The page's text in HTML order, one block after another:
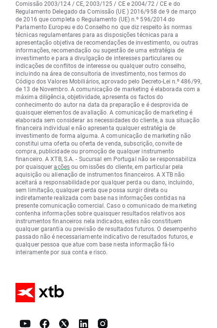
Comissão 2003/124 / CE, 2003/125 / CE e 2004/72 / CE e do
Regulamento Delegado da Comissão (UE ) 2016/958 de 9 de março
de 2016 que completa o Regulamento (UE) n.º 596/2014 do
Parlamento Europeu e do Conselho no que diz respeito às normas
técnicas regulamentares para as disposições técnicas para a
apresentação objetiva de recomendações de investimento, ou outras
informações, recomendação ou sugestão de uma estratégia de
investimento e para a divulgação de interesses particulares ou
indicações de conflitos de interesse ou qualquer outro conselho,
incluindo na área de consultoria de investimento, nos termos do
Código dos Valores Mobiliários, aprovado pelo Decreto-Lei n.º 486/99,
de 13 de Novembro. A comunicação de marketing é elaborada com a
máxima diligência, objetividade, apresenta os factos do
conhecimento do autor na data da preparação e é desprovida de
quaisquer elementos de avaliação. A comunicação de marketing é
elaborada sem considerar as necessidades do cliente, a sua situação
financeira individual e não apresenta qualquer estratégia de
investimento de forma alguma. A comunicação de marketing não
constitui uma oferta ou oferta de venda, subscrição, convite de
compra, publicidade ou promoção de qualquer instrumento
financeiro. A XTB, S.A. - Sucursal em Portugal não se responsabiliza
por quaisqueraçõesou omissões do cliente, em particular pela
aquisição ou alienação de instrumentos financeiros. A XTB não
aceitará a responsabilidade por qualquer perda ou dano, incluindo,
sem limitação, qualquer perda que possa surgir direta ou
indiretamente realizada com base nas informações contidas na
presente comunicação comercial. Caso o comunicado de marketing
contenha informações sobre quaisquer resultados relativos aos
instrumentos financeiros nela indicados, estes não constituem
qualquer garantia ou previsão de resultados futuros. O desempenho
passado não é necessariamente indicativo de resultados futuros, e
qualquer pessoa que atue com base nesta informação fá-lo
inteiramente por sua conta e risco.